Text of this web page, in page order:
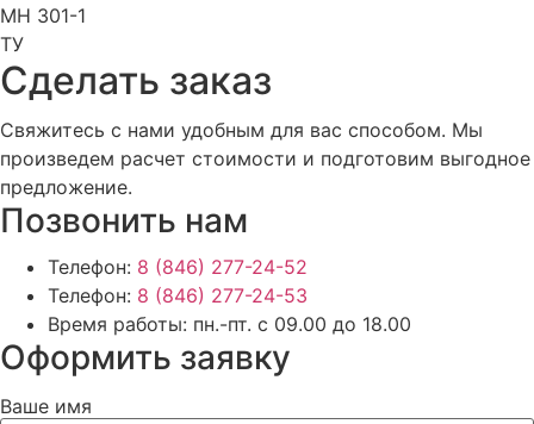
МН 301-1
ТУ
Cделать заказ
Свяжитесь с нами удобным для вас способом. Мы
произведем расчет стоимости и подготовим выгодное
предложение.
Позвонить нам
Телефон: 8 (846) 277-24-52
Телефон: 8 (846) 277-24-53
Время работы: пн.-пт. с 09.00 до 18.00
Оформить заявку
Ваше имя